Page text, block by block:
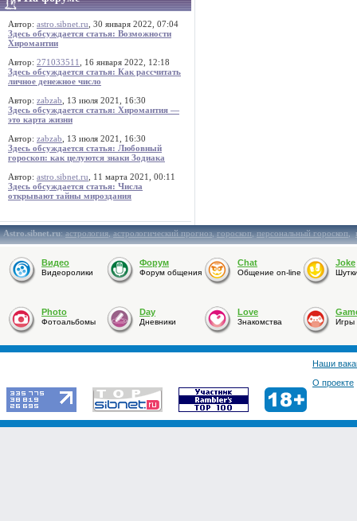
Автор: astro.sibnet.ru , 30 января 2022, 07:04
Здесь обсуждается статья: Возможности
Хиромантии
Автор: 271033511
, 16 января 2022, 12:18
Здесь обсуждается статья: Как рассчитать
личное денежное число
Автор: zabzab , 13 июля 2021, 16:30
Здесь обсуждается статья: Хиромантия —
это карта жизни
Автор: zabzab , 13 июля 2021, 16:30
Здесь обсуждается статья: Любовный
гороскоп: как целуются знаки Зодиака
Автор: astro.sibnet.ru , 11 марта 2021, 00:11
Здесь обсуждается статья: Числа
открывают тайны мироздания
Astro.sibnet.ru:астрология,астрологический прогноз,гороскоп,персональный гороскоп,
Видео
Видеоролики
Форум
Форум общения
Chat
Общение on-line
Joke
Photo
Фотоальбомы
Day
Дневники
Love
Знакомства Игры
Наши
О проекте